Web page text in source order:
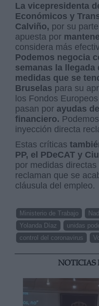
La vicepresidenta
Económicos y
Calviño, por su
apuesta por
considera más
Podemos negocia
semanas la llegada
medidas que se
Bruselas para su
los Fondos
pasan por ayudas
financiero.
inyección directa
Estas críticas
PP, el PDeCAT y
por medidas
reclaman que se
cláusula del empleo.
Ministerio de Trabajo
Yolanda Díaz
unidas
control del coronavirus
NOTICIAS